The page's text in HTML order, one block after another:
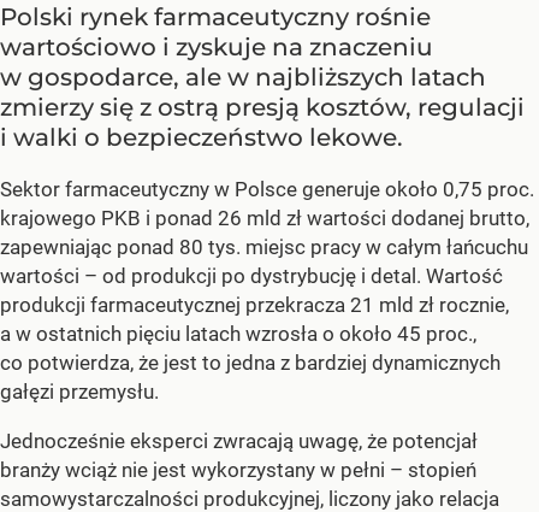
Polski rynek farmaceutyczny rośnie
wartościowo i zyskuje na znaczeniu
w gospodarce, ale w najbliższych latach
zmierzy się z ostrą presją kosztów, regulacji
i walki o bezpieczeństwo lekowe.
Sektor farmaceutyczny w Polsce generuje około 0,75 proc.
krajowego PKB i ponad 26 mld zł wartości dodanej brutto,
zapewniając ponad 80 tys. miejsc pracy w całym łańcuchu
wartości – od produkcji po dystrybucję i detal. Wartość
produkcji farmaceutycznej przekracza 21 mld zł rocznie,
a w ostatnich pięciu latach wzrosła o około 45 proc.,
co potwierdza, że jest to jedna z bardziej dynamicznych
gałęzi przemysłu.
Jednocześnie eksperci zwracają uwagę, że potencjał
branży wciąż nie jest wykorzystany w pełni – stopień
samowystarczalności produkcyjnej, liczony jako relacja